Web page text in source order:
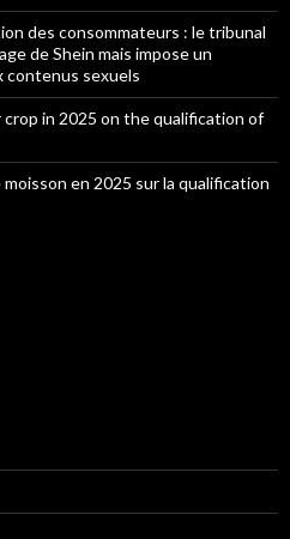
des consommateurs : le tribunal
de Shein mais impose un
contenus sexuels
in 2025 on the qualification of
en 2025 sur la qualification